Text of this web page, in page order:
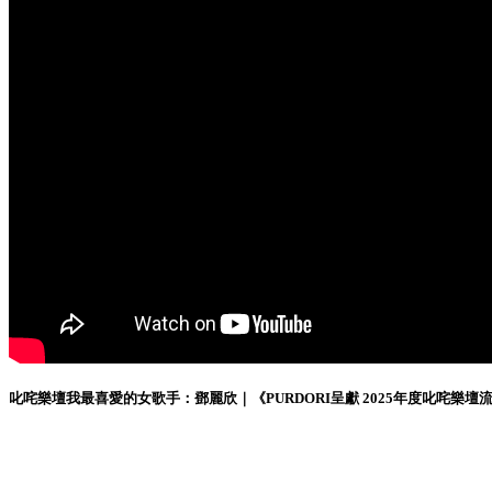
叱咤樂壇我最喜愛的女歌手：鄧麗欣｜《PURDORI呈獻 2025年度叱咤樂壇